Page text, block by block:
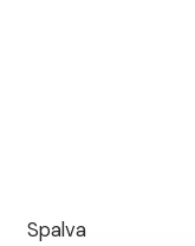
Spalva